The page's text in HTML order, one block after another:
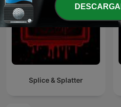
Splice & Splatter